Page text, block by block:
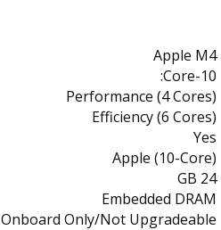
Apple M4
10-Core:
Performance (4 Cores)
Efficiency (6 Cores)
Yes
Apple (10-Core)
24 GB
Embedded DRAM
Onboard Only/Not Upgradeable